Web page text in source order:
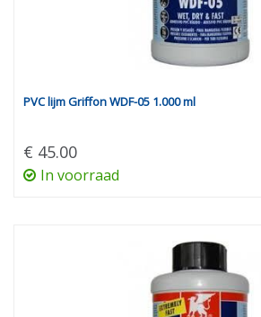
PVC lijm Griffon WDF-05 1.000 ml
€ 45.00
In voorraad